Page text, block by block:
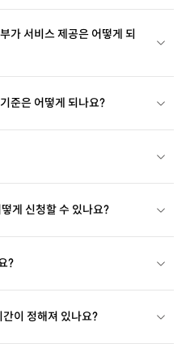
가 서비스 제공은 어떻게 되
준은 어떻게 되나요?
게 신청할 수 있나요?
?
이 정해져 있나요?